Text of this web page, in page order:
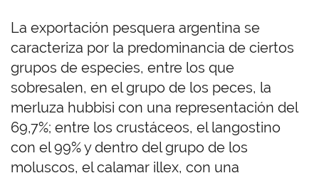
La exportación pesquera argentina se
caracteriza por la predominancia de ciertos
grupos de especies, entre los que
sobresalen, en el grupo de los peces, la
merluza hubbisi con una representación del
69,7%; entre los crustáceos, el langostino
con el 99% y dentro del grupo de los
moluscos, el calamar illex, con una